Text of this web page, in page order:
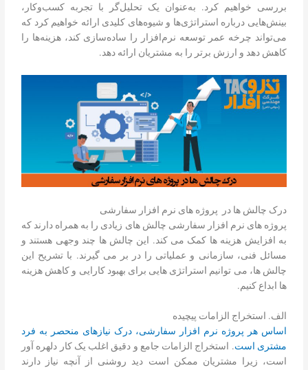
بررسی خواهیم کرد. به‌عنوان یک تحلیل‌گر با تجربه کسب‌وکار،
بینش‌هایی درباره استراتژی‌ها و شیوه‌های کلیدی ارائه خواهیم کرد که
می‌تواند چرخه عمر توسعه نرم‌افزار را ساده‌سازی کند، هزینه‌ها را
کاهش دهد و ارزش برتر را به مشتریان ارائه دهد.
درک چالش ها در پروژه های نرم افزار سفارشی
پروژه های نرم افزار سفارشی چالش های زیادی را به همراه دارند که
به افزایش هزینه ها کمک می کند. این چالش ها چند وجهی هستند و
مسائل فنی، سازمانی و عملیاتی را در بر می گیرند. با تشریح این
چالش ها، می توانیم استراتژی هایی برای بهبود کارایی و کاهش هزینه
ها ابداع کنیم.
الف. استخراج الزامات پیچیده
اساس هر پروژه نرم افزار سفارشی، درک نیازهای منحصر به فرد
مشتری است. استخراج الزامات جامع و دقیق اغلب یک کار دلهره آور
است، زیرا مشتریان ممکن است دید روشنی از آنچه نیاز دارند